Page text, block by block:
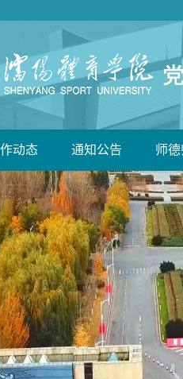
动态 通知公告 师